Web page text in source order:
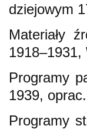
dziejowym
Materiały
1918–1931,
Programy
1939,
Programy